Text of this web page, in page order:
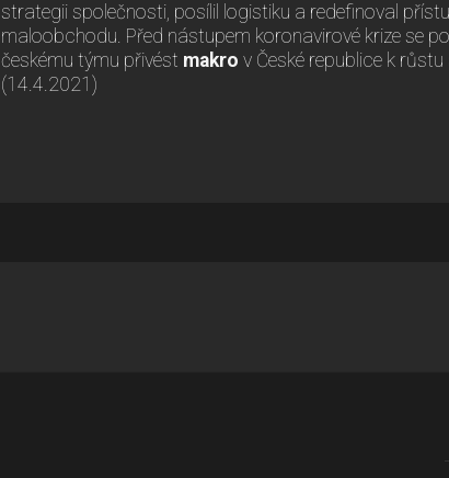
strategii společnosti, posílil logistiku a redefinoval
maloobchodu. Před nástupem koronavirové krize se
českému týmu přivést makro v České republice k
(14.4.2021)